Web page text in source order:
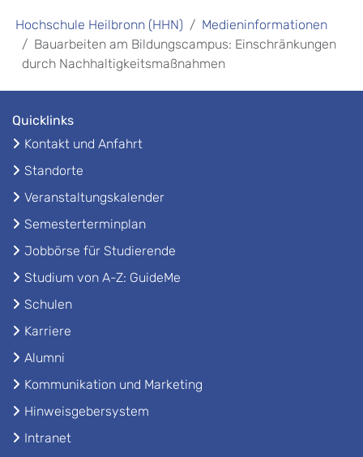
Hochschule Heilbronn (HHN)
Medieninformationen
Bauarbeiten am Bildungscampus: Einschränkungen
durch Nachhaltigkeitsmaßnahmen
Quicklinks
Kontakt und Anfahrt
Standorte
Veranstaltungskalender
Semesterterminplan
Jobbörse für Studierende
Studium von A-Z: GuideMe
Schulen
Karriere
Alumni
Kommunikation und Marketing
Hinweisgebersystem
Intranet